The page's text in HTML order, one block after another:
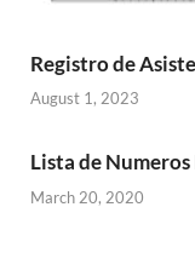
Registro de
August 1, 2023
Lista de Numeros
March 20, 2020